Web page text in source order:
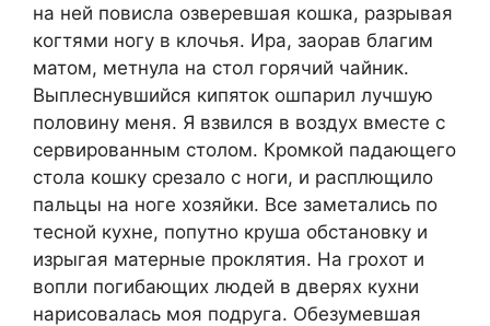
на ней повисла озверевшая кошка, разрывая
когтями ногу в клочья. Ира, заорав благим
матом, метнула на стол горячий чайник.
Выплеснувшийся кипяток ошпарил лучшую
половину меня. Я взвился в воздух вместе с
сервированным столом. Кромкой падающего
стола кошку срезало с ноги, и расплющило
пальцы на ноге хозяйки. Все заметались по
тесной кухне, попутно круша обстановку и
изрыгая матерные проклятия. На грохот и
вопли погибающих людей в дверях кухни
нарисовалась моя подруга. Обезумевшая